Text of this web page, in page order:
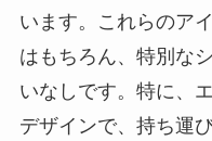
います。これらのア
はもちろん、特別な
いなしです。特に、
デザインで、持ち運